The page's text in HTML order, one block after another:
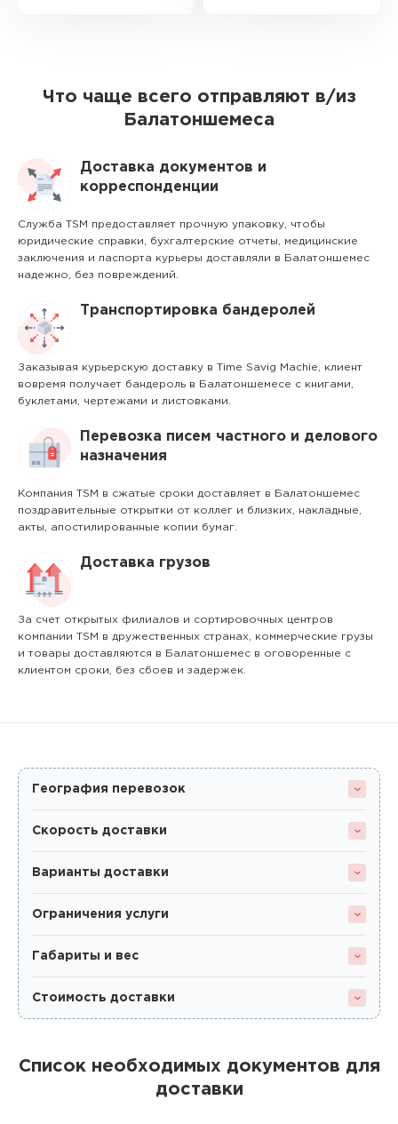
Что чаще всего отправляют в/из
Балатоншемеса
Доставка документов и
корреспонденции
Служба TSM предоставляет прочную упаковку, чтобы
юридические справки, бухгалтерские отчеты, медицинские
заключения и паспорта курьеры доставляли в Балатоншемес
надежно, без повреждений.
Транспортировка бандеролей
Заказывая курьерскую доставку в Time Savig Machie, клиент
вовремя получает бандероль в Балатоншемесе с книгами,
буклетами, чертежами и листовками.
Перевозка писем частного и делового
назначения
Компания TSM в сжатые сроки доставляет в Балатоншемес
поздравительные открытки от коллег и близких, накладные,
акты, апостилированные копии бумаг.
Доставка грузов
За счет открытых филиалов и сортировочных центров
компании TSM в дружественных странах, коммерческие грузы
и товары доставляются в Балатоншемес в оговоренные с
клиентом сроки, без сбоев и задержек.
География перевозок
Скорость доставки
Варианты доставки
Ограничения услуги
Габариты и вес
Стоимость доставки
Список необходимых документов для
доставки